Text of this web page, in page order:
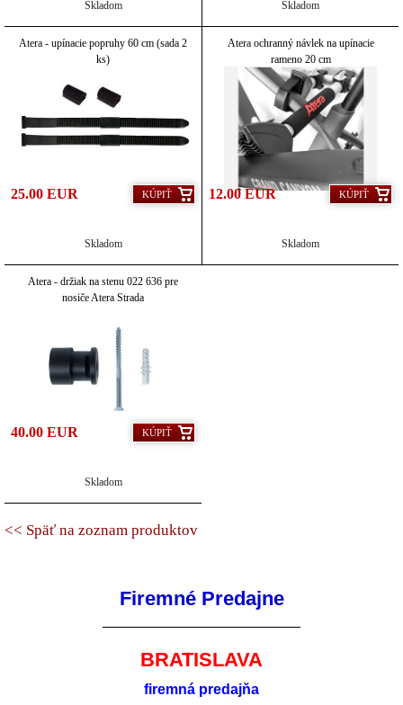
Skladom Skladom
Atera - upínacie popruhy 60 cm (sada 2
ks)
25.00 EUR KÚPIŤ
Skladom
Atera ochranný návlek na upínacie
rameno 20 cm
12.00 EUR KÚPIŤ
Skladom
Atera - držiak na stenu 022 636 pre
nosiče Atera Strada
40.00 EUR KÚPIŤ
Skladom
<< Späť na zoznam produktov
Firemné Predajne
BRATISLAVA
firemná predajňa